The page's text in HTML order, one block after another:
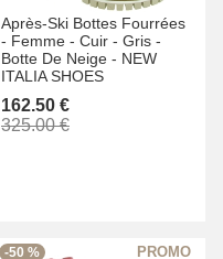
Après-Ski Bottes Fourrées
- Femme - Cuir - Gris -
Botte De Neige - NEW
ITALIA SHOES
162.50 €
325.00 €
-50 %